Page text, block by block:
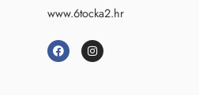
www.6tocka2.hr